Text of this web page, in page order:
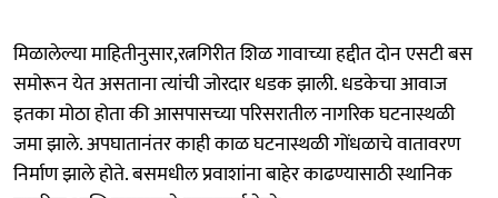
मिळालेल्या माहितीनुसार,रत्नगिरीत शिळ गावाच्या हद्दीत दोन एसटी बस
समोरून येत असताना त्यांची जोरदार धडक झाली. धडकेचा आवाज
इतका मोठा होता की आसपासच्या परिसरातील नागरिक घटनास्थळी
जमा झाले. अपघातानंतर काही काळ घटनास्थळी गोंधळाचे वातावरण
निर्माण झाले होते. बसमधील प्रवाशांना बाहेर काढण्यासाठी स्थानिक